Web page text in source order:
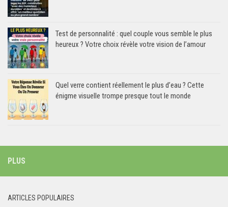
Test de personnalité : quel couple vous semble le plus
heureux ? Votre choix révèle votre vision de l’amour
Quel verre contient réellement le plus d’eau ? Cette
énigme visuelle trompe presque tout le monde
PLUS
ARTICLES POPULAIRES